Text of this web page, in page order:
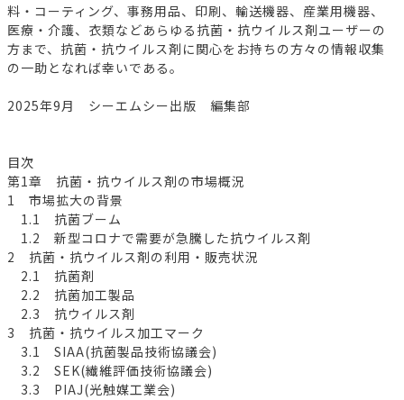
料・コーティング、事務用品、印刷、輸送機器、産業用機器、
医療・介護、衣類などあらゆる抗菌・抗ウイルス剤ユーザーの
方まで、抗菌・抗ウイルス剤に関心をお持ちの方々の情報収集
の一助となれば幸いである。
2025年9月 シーエムシー出版 編集部
目次
第1章 抗菌・抗ウイルス剤の市場概況
1 市場拡大の背景
1.1 抗菌ブーム
1.2 新型コロナで需要が急騰した抗ウイルス剤
2 抗菌・抗ウイルス剤の利用・販売状況
2.1 抗菌剤
2.2 抗菌加工製品
2.3 抗ウイルス剤
3 抗菌・抗ウイルス加工マーク
3.1 SIAA(抗菌製品技術協議会)
3.2 SEK(繊維評価技術協議会)
3.3 PIAJ(光触媒工業会)